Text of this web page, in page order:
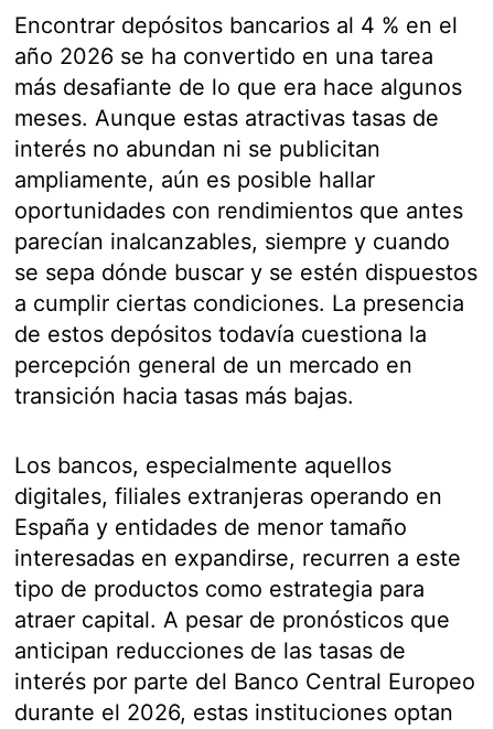
Encontrar depósitos bancarios al 4 % en el
año 2026 se ha convertido en una tarea
más desafiante de lo que era hace algunos
meses. Aunque estas atractivas tasas de
interés no abundan ni se publicitan
ampliamente, aún es posible hallar
oportunidades con rendimientos que antes
parecían inalcanzables, siempre y cuando
se sepa dónde buscar y se estén dispuestos
a cumplir ciertas condiciones. La presencia
de estos depósitos todavía cuestiona la
percepción general de un mercado en
transición hacia tasas más bajas.
Los bancos, especialmente aquellos
digitales, filiales extranjeras operando en
España y entidades de menor tamaño
interesadas en expandirse, recurren a este
tipo de productos como estrategia para
atraer capital. A pesar de pronósticos que
anticipan reducciones de las tasas de
interés por parte del Banco Central Europeo
durante el 2026, estas instituciones optan